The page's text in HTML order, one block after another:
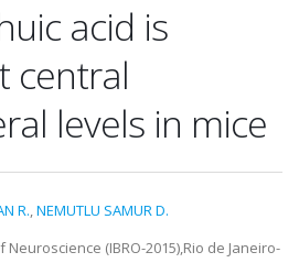
acid is
central
levels in mice
R.,NEMUTLU SAMUR D.
(IBRO-2015),Rio de Janeiro-